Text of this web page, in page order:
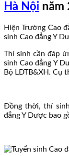
Hà Nội năm
Hiện Trường Cao
sinh Cao đẳng Y
Thí sinh cần đáp
sinh Cao đẳng Y
Bộ LĐTB&XH. Cụ
Đồng thời, thí
đẳng Y Dược bao